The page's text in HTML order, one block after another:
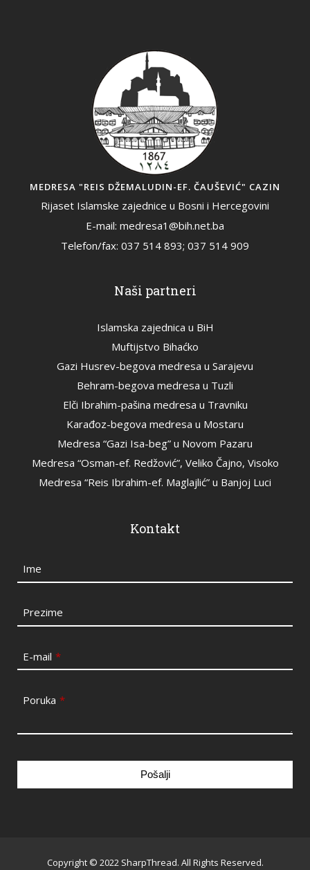
MEDRESA "REIS DŽEMALUDIN-EF. ČAUŠEVIĆ" CAZIN
Rijaset Islamske zajednice u Bosni i Hercegovini
E-mail: medresa1@bih.net.ba
Telefon/fax: 037 514 893; 037 514 909
Naši partneri
Islamska zajednica u BiH
Muftijstvo Bihaćko
Gazi Husrev-begova medresa u Sarajevu
Behram-begova medresa u Tuzli
Elči Ibrahim-pašina medresa u Travniku
Karađoz-begova medresa u Mostaru
Medresa “Gazi Isa-beg” u Novom Pazaru
Medresa “Osman-ef. Redžović”, Veliko Čajno, Visoko
Medresa “Reis Ibrahim-ef. Maglajlić” u Banjoj Luci
Kontakt
Ime
Prezime
E-mail *
Poruka *
Pošalji
Copyright © 2022 SharpThread. All Rights Reserved.